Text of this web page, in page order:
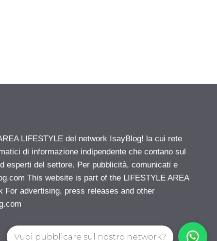
LIFESTYLE del network IsayBlog! la cui rete
di informazione indipendente che contano sul
esperti del settore. Per pubblicità, comunicati e
This website is part of the LIFESTYLE AREA
For advertising, press releases and other
Vuoi pubblicare sul nostro network?